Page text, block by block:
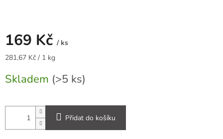
169 Kč / ks
Měrná
281,67 Kč / 1 kg
Skladem (>5 ks)
Přidat do košíku